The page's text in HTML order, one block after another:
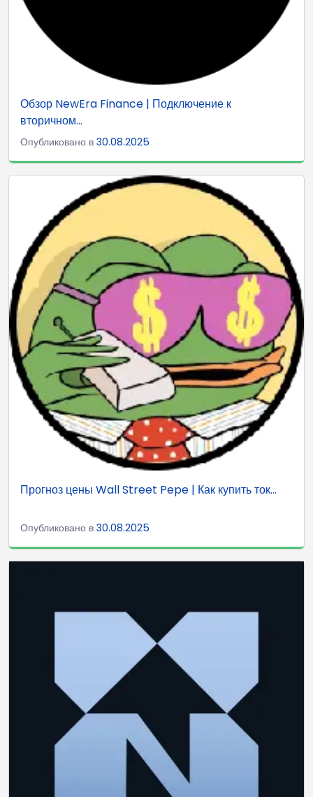
Обзор NewEra Finance | Подключение к
вторичном...
Опубликовано в 30.08.2025
Прогноз цены Wall Street Pepe | Как купить ток...
Опубликовано в 30.08.2025